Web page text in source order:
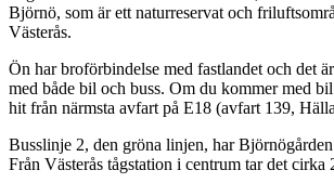
Björnö, som är ett naturreservat och
Västerås.
Ön har broförbindelse med fastlandet och det
med både bil och buss. Om du kommer med
hit från närmsta avfart på E18 (avfart 139,
Busslinje 2, den gröna linjen, har
Från Västerås tågstation i centrum tar det cirka